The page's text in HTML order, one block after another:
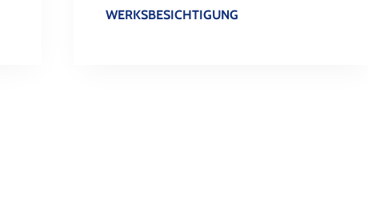
WERKSBESICHTIGUNG